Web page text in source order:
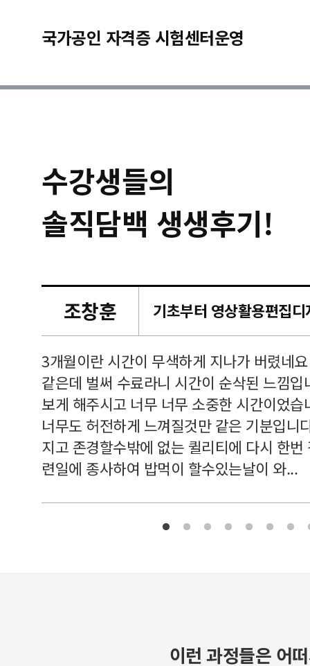
국가공인 자격증 시험센터운영
수강생들의
솔직담백 생생후기!
조창훈
3개월이란 시간이 무색하게 지나가 버렸네
같은데 벌써 수료라니 시간이 순삭된 느낌
보게 해주시고 너무 너무 소중한 시간이었
너무도 허전하게 느껴질것만 같은 기분입니
지고 존경할수밖에 없는 퀼리티에 다시 한
련일에 종사하여 밥먹이 할수있는날이 와...
이런 과정들은 어